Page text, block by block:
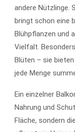
andere Nützlinge.
bringt schon eine
Blühpflanzen und
Vielfalt.
Blüten – sie
jede Menge
Ein einzelner
Nahrung und
Fläche, sondern